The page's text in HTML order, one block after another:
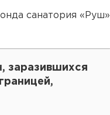
санатория «Руш»
заразившихся